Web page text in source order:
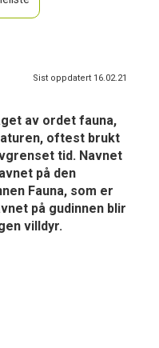
Sist oppdatert 16.02.21
av ordet fauna,
oftest brukt
tid. Navnet
på den
Fauna, som er
på gudinnen blir
villdyr.